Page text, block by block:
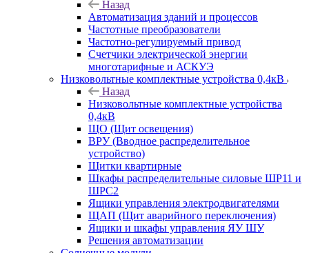
Назад
Автоматизация зданий и процессов
Частотные преобразователи
Частотно-регулируемый привод
Счетчики электрической энергии
многотарифные и АСКУЭ
Низковольтные комплектные устройства 0,4кВ
Назад
Низковольтные комплектные устройства
0,4кВ
ЩО (Щит освещения)
ВРУ (Вводное распределительное
устройство)
Щитки квартирные
Шкафы распределительные силовые ШР11 и
ШРС2
Ящики управления электродвигателями
ЩАП (Щит аварийного переключения)
Ящики и шкафы управления ЯУ ШУ
Решения автоматизации